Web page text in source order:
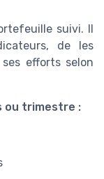
suivi. Il
de les
efforts selon
ou trimestre :